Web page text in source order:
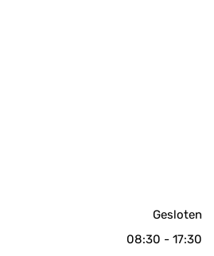
Gesloten
08:30 - 17:30